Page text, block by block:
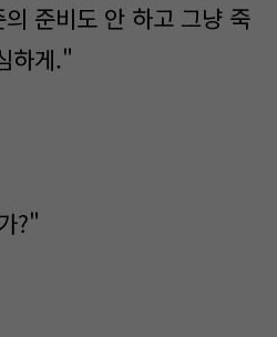
준비도 안 하고 그냥 죽
하게."
?"